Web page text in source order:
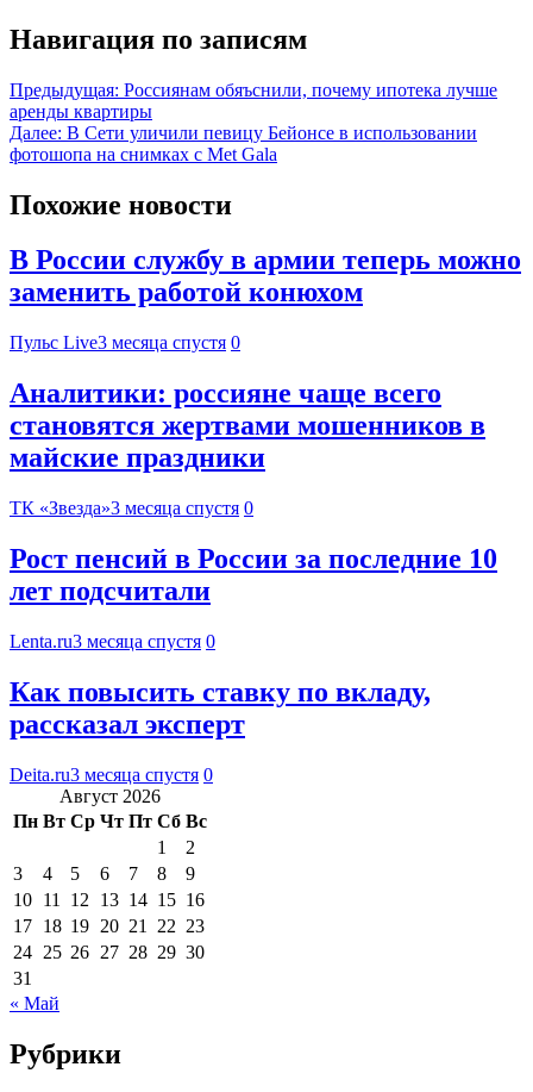
Навигация по записям
Предыдущая: Россиянам обяъснили, почему ипотека лучше
аренды квартиры
Далее: В Сети уличили певицу Бейонсе в использовании
фотошопа на снимках с Met Gala
Похожие новости
В России службу в армии теперь можно
заменить работой конюхом
Пульс Live3 месяца спустя 0
Аналитики: россияне чаще всего
становятся жертвами мошенников в
майские праздники
ТК «Звезда»3 месяца спустя 0
Рост пенсий в России за последние 10
лет подсчитали
Lenta.ru3 месяца спустя 0
Как повысить ставку по вкладу,
рассказал эксперт
Deita.ru3 месяца спустя 0
Август 2026
Пн Вт Ср Чт Пт Сб Вс
1
2
3
4 5 6 7 8
9
10 11 12 13 14 15 16
17 18 19 20 21 22 23
24 25 26 27 28 29 30
31
« Май
Рубрики